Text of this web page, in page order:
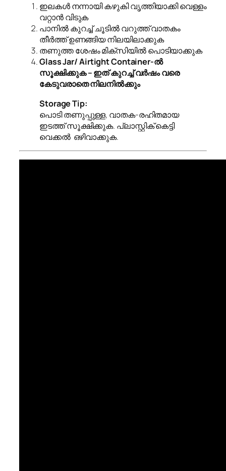
ഇലകൾ നന്നായി കഴുകി വൃത്തിയാക്കി വെള്ളം
വറ്റാൻ വിടുക
പാനിൽ കുറച്ച് ചൂടിൽ വറുത്ത് വാതകം
തീർത്ത് ഉണങ്ങിയ നിലയിലാക്കുക
തണുത്ത ശേഷം മിക്സിയിൽ പൊടിയാക്കുക
Glass Jar/ Airtight Container-ൽ
സൂക്ഷിക്കുക – ഇത് കുറച്ച് വർഷം വരെ
കേടുവരാതെ നിലനിൽക്കും
Storage Tip:
പൊടി തണുപ്പുള്ള, വാതക-രഹിതമായ
ഇടത്ത് സൂക്ഷിക്കുക. പ്ലാസ്റ്റിക് കെട്ടി
വെക്കൽ ഒഴിവാക്കുക.